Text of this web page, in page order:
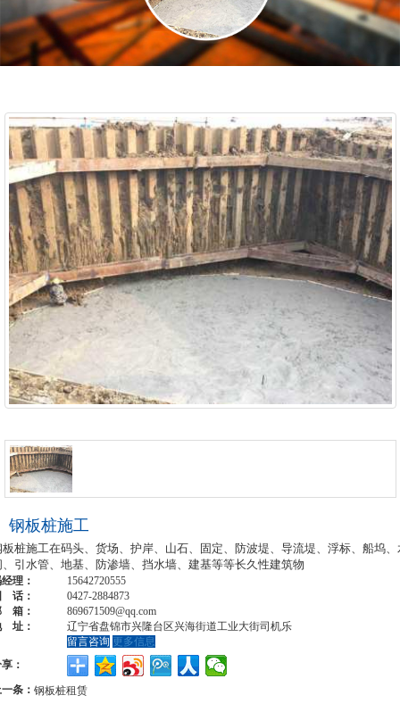
钢板桩施工
板桩施工在码头、货场、护岸、山石、固定、防波堤、导流堤、浮标、船坞、
、引水管、地基、防渗墙、挡水墙、建基等等长久性建筑物
理：
15642720555
话：
0427-2884873
箱：
869671509@qq.com
址：
辽宁省盘锦市兴隆台区兴海街道工业大街司机乐
留言咨询 更多信息
：
条： 钢板桩租赁